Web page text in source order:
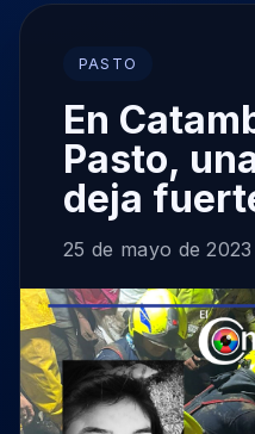
PASTO
En
Pasto,
deja
25 de mayo de 2023